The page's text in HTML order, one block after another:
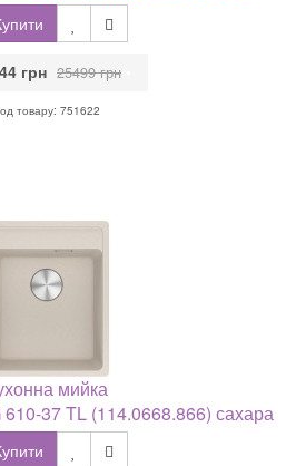
грн 25499 грн
товару: 751622
мийка
37 TL (114.0668.866) сахара